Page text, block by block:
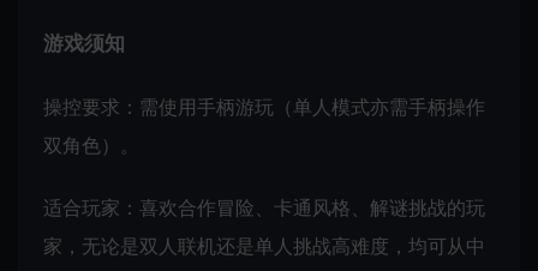
游戏须知
操控要求：需使用手柄游玩（单人模式亦需手柄操作
双角色）。
适合玩家：喜欢合作冒险、卡通风格、解谜挑战的玩
家，无论是双人联机还是单人挑战高难度，均可从中